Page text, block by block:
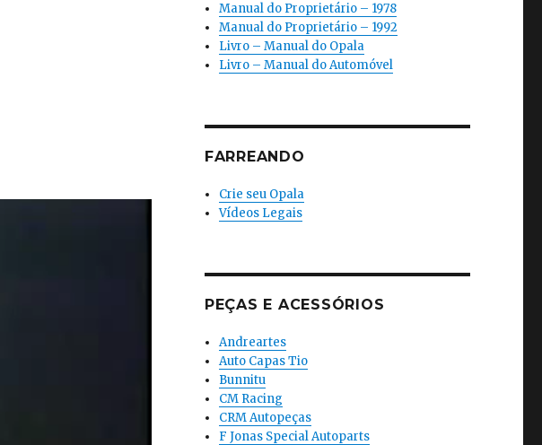
Manual do Proprietário – 1978
Manual do Proprietário – 1992
Livro – Manual do Opala
Livro – Manual do Automóvel
FARREANDO
Crie seu Opala
Vídeos Legais
PEÇAS E ACESSÓRIOS
Andreartes
Auto Capas Tio
Bunnitu
CM Racing
CRM Autopeças
F Jonas Special Autoparts